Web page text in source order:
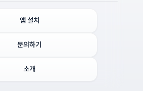
앱 설치
문의하기
소개